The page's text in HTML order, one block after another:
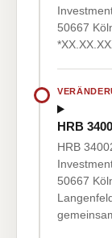
50667
HRB
HRB
50667